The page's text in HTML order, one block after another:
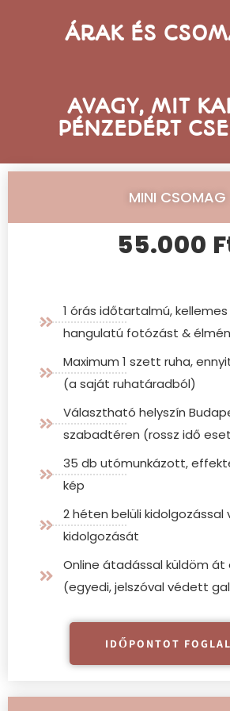
ÁRAK ÉS
AVAGY, MIT
PÉNZEDÉRT
MINI CSOMAG
55.000
1 órás időtartalmú,
hangulatú fotózást &
Maximum 1 szett ruha,
(a saját ruhatáradból)
Választható helyszín
szabadtéren (rossz idő
35 db utómunkázott,
kép
2 héten belüli
kidolgozását
Online átadással küldöm át
(egyedi, jelszóval védett
IDŐPONTOT